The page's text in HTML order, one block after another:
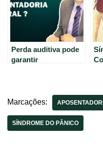
Perda auditiva pode
garantir
Marcações:
SÍNDROME DO PÂNICO